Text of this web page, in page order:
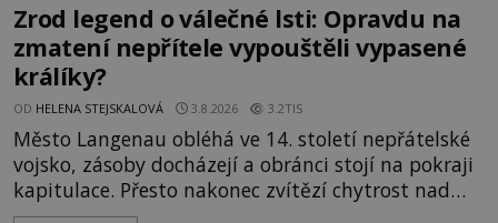
Zrod legend o válečné lsti: Opravdu na
zmatení nepřítele vypouštěli vypasené
králíky?
OD HELENA STEJSKALOVÁ 3.8.2026 3.2TIS
Město Langenau obléhá ve 14. století nepřátelské
vojsko, zásoby docházejí a obránci stojí na pokraji
kapitulace. Přesto nakonec zvítězí chytrost nad
hrubou silou. Podle staré německé legendy vypustí